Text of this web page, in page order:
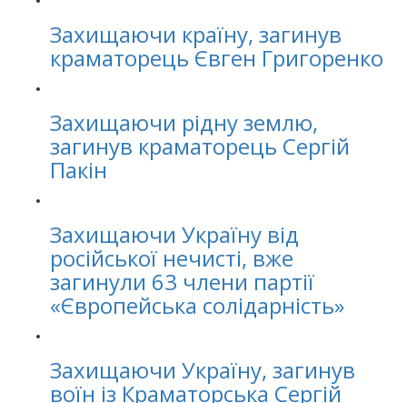
Захищаючи країну, загинув
краматорець Євген Григоренко
Захищаючи рідну землю,
загинув краматорець Сергій
Пакін
Захищаючи Україну від
російської нечисті, вже
загинули 63 члени партії
«Європейська солідарність»
Захищаючи Україну, загинув
воїн із Краматорська Сергій